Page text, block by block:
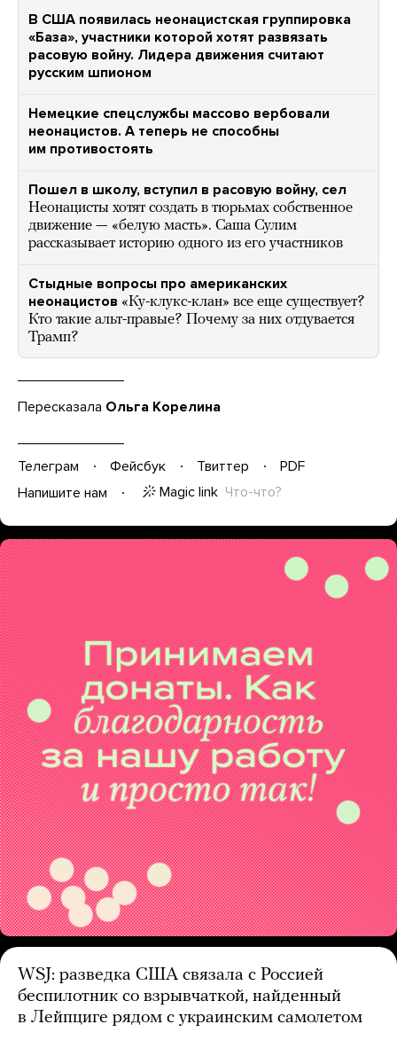
В США появилась неонацистская группировка
«База», участники которой хотят развязать
расовую войну. Лидера движения считают
русским шпионом
Немецкие спецслужбы массово вербовали
неонацистов. А теперь не способны
им противостоять
Пошел в школу, вступил в расовую войну, сел
Неонацисты хотят создать в тюрьмах собственное
движение — «белую масть». Саша Сулим
рассказывает историю одного из его участников
Стыдные вопросы про американских
неонацистов «Ку-клукс-клан» все еще существует?
Кто такие альт-правые? Почему за них отдувается
Трамп?
Пересказала Ольга Корелина
Телеграм Фейсбук Твиттер
PDF
Напишите нам
Magic link Что-что?
WSJ: разведка США связала с Россией
беспилотник со взрывчаткой, найденный
в Лейпциге рядом с украинским самолетом